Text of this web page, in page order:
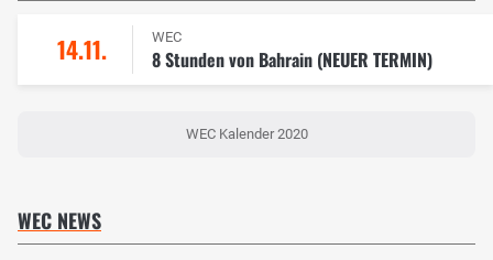
14.11. WEC
8 Stunden von Bahrain (NEUER TERMIN)
WEC Kalender 2020
WEC NEWS